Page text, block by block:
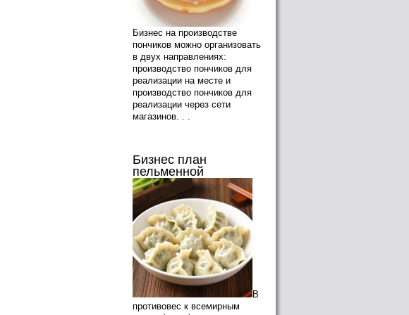
Бизнес на производстве
пончиков можно организовать
в двух направлениях:
производство пончиков для
реализации на месте и
производство пончиков для
реализации через сети
магазинов. . .
Бизнес план
пельменной
В
противовес к всемирным